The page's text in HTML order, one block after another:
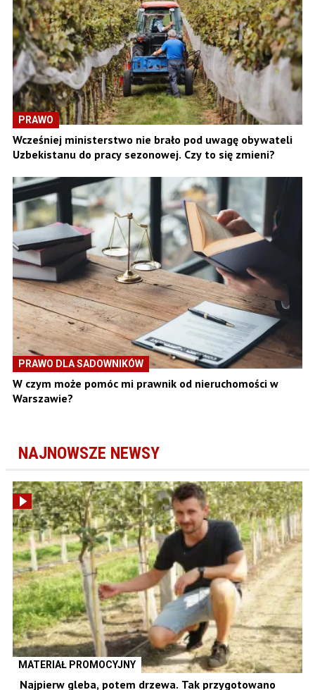
PRAWO
Wcześniej ministerstwo nie brało pod uwagę obywateli
Uzbekistanu do pracy sezonowej. Czy to się zmieni?
PRAWO DLA SADOWNIKÓW
W czym może pomóc mi prawnik od nieruchomości w
Warszawie?
NAJNOWSZE NEWSY
MATERIAŁ PROMOCYJNY
Najpierw gleba, potem drzewa. Tak przygotowano